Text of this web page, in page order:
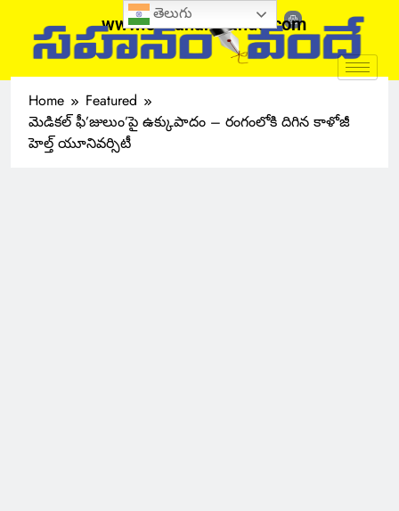
www.sahanamvande.com
Home
Featured
మెడికల్ ఫీ’జులుం’పై ఉక్కుపాదం – రంగంలోకి దిగిన కాళోజీ
హెల్త్ యూనివర్సిటీ
తెలుగు